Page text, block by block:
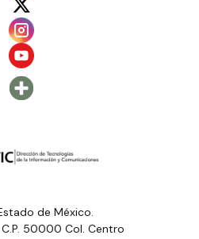
de México.
50000 Col. Centro